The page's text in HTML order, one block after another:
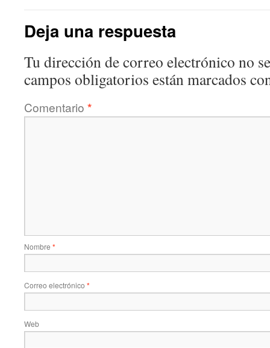
Deja una respuesta
Tu dirección de correo electrónico no
campos obligatorios están marcados
Comentario *
Nombre *
Correo electrónico *
Web